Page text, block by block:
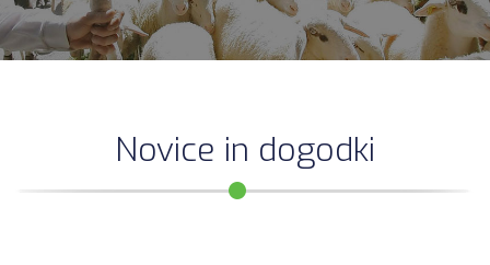
Novice in dogodki